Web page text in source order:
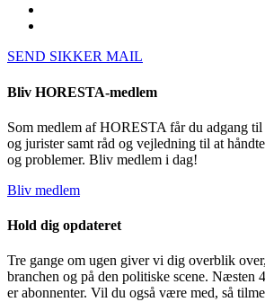
SEND SIKKER MAIL
Bliv HORESTA-medlem
Som medlem af HORESTA får du adgang til
og jurister samt råd og vejledning til at
og problemer. Bliv medlem i dag!
Bliv medlem
Hold dig opdateret
Tre gange om ugen giver vi dig overblik
branchen og på den politiske scene. Næsten
er abonnenter. Vil du også være med, så